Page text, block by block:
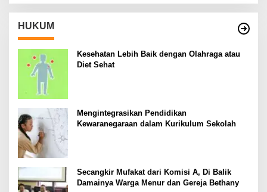
HUKUM
Kesehatan Lebih Baik dengan Olahraga atau
Diet Sehat
Mengintegrasikan Pendidikan
Kewaranegaraan dalam Kurikulum Sekolah
Secangkir Mufakat dari Komisi A, Di Balik
Damainya Warga Menur dan Gereja Bethany